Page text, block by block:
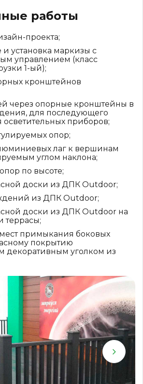
работы
проекта;
и установка маркизы с
управлением (класс
1-ый);
кронштейнов
через опорные кронштейны в
для последующего
приборов;
опор;
лаг к вершинам
углом наклона;
по высоте;
доски из ДПК Outdoor;
из ДПК Outdoor;
доски из ДПК Outdoor на
террасы;
примыкания боковых
покрытию
декоративным уголком из